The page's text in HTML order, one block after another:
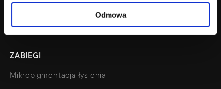
Odmowa
Wizualizacja wyglądu
ZABIEGI
Mikropigmentacja łysienia